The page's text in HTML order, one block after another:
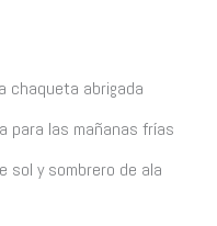
chaqueta abrigada
para las mañanas frías
sol y sombrero de ala